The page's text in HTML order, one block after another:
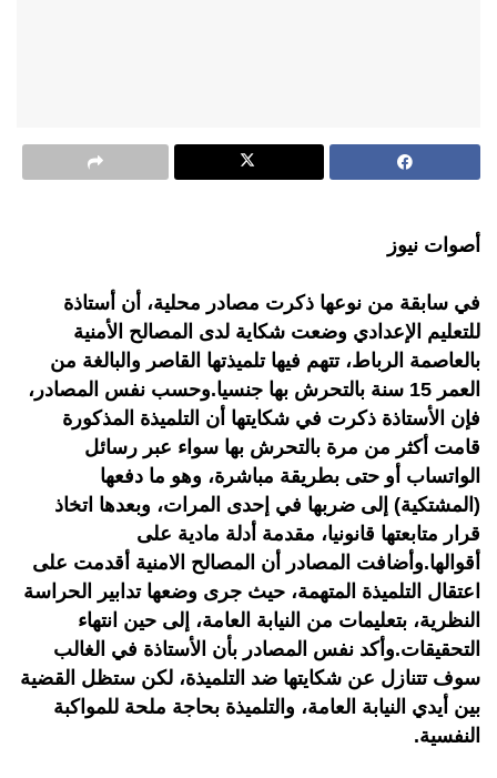
أصوات نيوز
في سابقة من نوعها ذكرت مصادر محلية، أن أستاذة
للتعليم الإعدادي وضعت شكاية لدى المصالح الأمنية
بالعاصمة الرباط، تتهم فيها تلميذتها القاصر والبالغة من
العمر 15 سنة بالتحرش بها جنسيا.وحسب نفس المصادر،
فإن الأستاذة ذكرت في شكايتها أن التلميذة المذكورة
قامت أكثر من مرة بالتحرش بها سواء عبر رسائل
الواتساب أو حتى بطريقة مباشرة، وهو ما دفعها
(المشتكية) إلى ضربها في إحدى المرات، وبعدها اتخاذ
قرار متابعتها قانونيا، مقدمة أدلة مادية على
أقوالها.وأضافت المصادر أن المصالح الامنية أقدمت على
اعتقال التلميذة المتهمة، حيث جرى وضعها تدابير الحراسة
النظرية، بتعليمات من النيابة العامة، إلى حين انتهاء
التحقيقات.وأكد نفس المصادر بأن الأستاذة في الغالب
سوف تتنازل عن شكايتها ضد التلميذة، لكن ستظل القضية
بين أيدي النيابة العامة، والتلميذة بحاجة ملحة للمواكبة
النفسية.